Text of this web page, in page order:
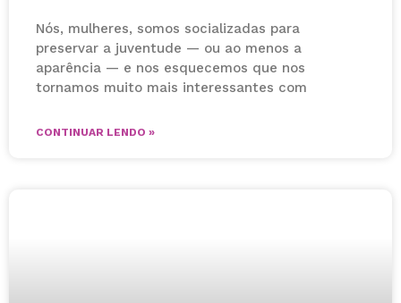
Nós, mulheres, somos socializadas para
preservar a juventude — ou ao menos a
aparência — e nos esquecemos que nos
tornamos muito mais interessantes com
CONTINUAR LENDO »